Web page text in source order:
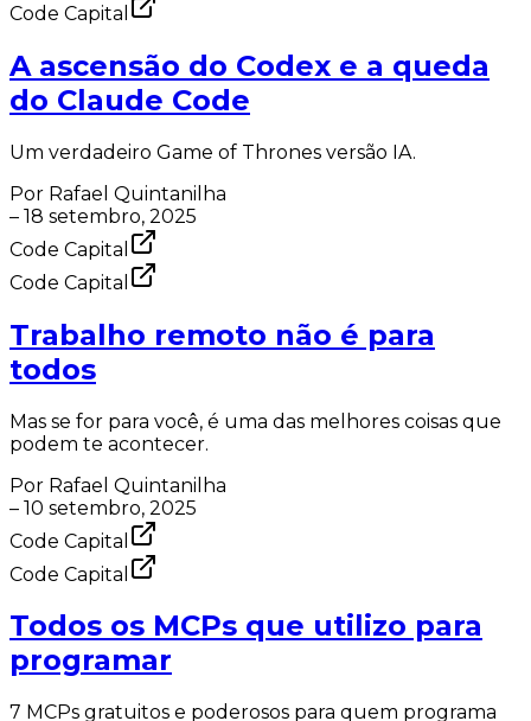
Code Capital
A ascensão do Codex e a queda
do Claude Code
Um verdadeiro Game of Thrones versão IA.
Por Rafael Quintanilha
– 18 setembro, 2025
Code Capital
Code Capital
Trabalho remoto não é para
todos
Mas se for para você, é uma das melhores coisas que
podem te acontecer.
Por Rafael Quintanilha
– 10 setembro, 2025
Code Capital
Code Capital
Todos os MCPs que utilizo para
programar
7 MCPs gratuitos e poderosos para quem programa